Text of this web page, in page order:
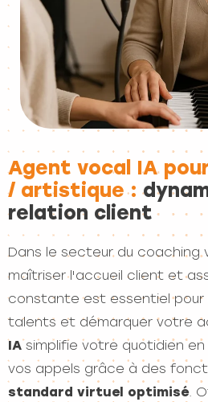
Agent vocal IA
/ artistique :
relation client
Dans le secteur du coaching
maîtriser l'accueil client et
constante est essentiel pour
talents et démarquer votre
IAsimplifie votre quotidien
vos appels grâce à des
standard virtuel optimisé.